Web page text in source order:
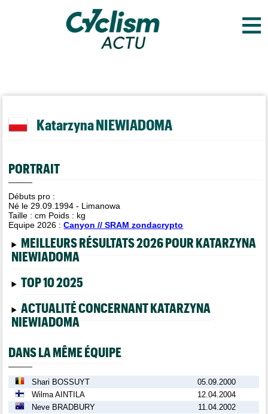
≡
Katarzyna NIEWIADOMA
PORTRAIT
Débuts pro :
Né le 29.09.1994 - Limanowa
Taille :cm Poids : kg
Equipe 2026 :Canyon // SRAM zondacrypto
MEILLEURS RÉSULTATS 2026 POUR KATARZYNA
NIEWIADOMA
TOP 10 2025
ACTUALITÉ CONCERNANT KATARZYNA
NIEWIADOMA
DANS LA MÊME ÉQUIPE
Shari BOSSUYT
05.09.2000
Wilma AINTILA
12.04.2004
Neve BRADBURY
11.04.2002